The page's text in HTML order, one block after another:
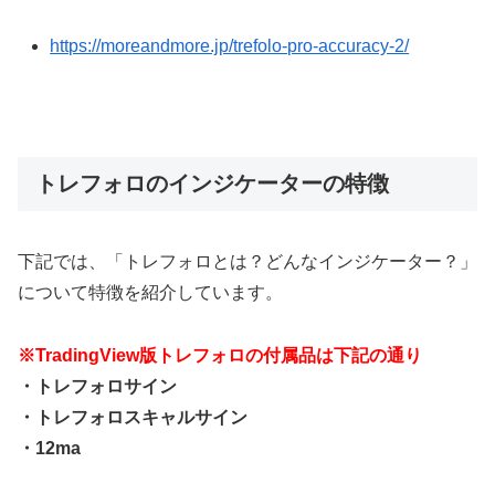
https://moreandmore.jp/trefolo-pro-accuracy-2/
トレフォロのインジケーターの特徴
下記では、「トレフォロとは？どんなインジケーター？」
について特徴を紹介しています。
※TradingView版トレフォロの付属品は下記の通り
・トレフォロサイン
・トレフォロスキャルサイン
・12ma